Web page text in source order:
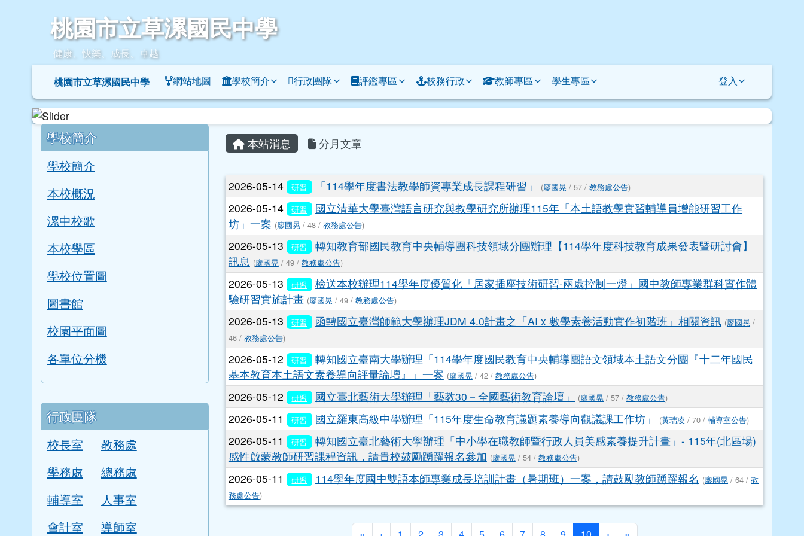
桃園市立草漯國民中學
桃園市立草漯國民中學
健康、快樂、成長、卓越
導覽列桃園市立草漯國民中學 網站地圖 學校簡介 行政團隊 評鑑專區 校務行政 教師專區 學生專區 登入
左邊區域內容
學校簡介
學校簡介
本校概況
漯中校歌
本校學區
學校位置圖
圖書館
校園平面圖
各單位分機
行政團隊
校長室
教務處
學務處
總務處
輔導室
人事室
會計室
導師室
主內容區域
本站消息 分月文章
文章列表
2026-05-14 研習 「114學年度書法教學師資專業成長課程研習」 (廖國晃 / 57 /教務處公告)
2026-05-14 研習
國立清華大學臺灣語言研究與教學研究所辦理115年「本土語教學實習輔導員增能研習工作
坊」一案 (廖國晃/ 48 / 教務處公告)
2026-05-13 研習
轉知教育部國民教育中央輔導團科技領域分團辦理【114學年度科技教育成果發表暨研討會】
訊息 (廖國晃/ 49 / 教務處公告)
2026-05-13 研習
檢送本校辦理114學年度優質化「居家插座技術研習-兩處控制一燈」國中教師專業群科實作體
驗研習實施計畫 (廖國晃/ 49 / 教務處公告)
2026-05-13 研習 函轉國立臺灣師範大學辦理JDM 4.0計畫之「AI x 數學素養活動實作初階班」相關資訊 (廖國晃 /
46 / 教務處公告)
2026-05-12 研習
轉知國立臺南大學辦理「114學年度國民教育中央輔導團語文領域本土語文分團『十二年國民
基本教育本土語文素養導向評量論壇』」一案 (廖國晃/ 42 / 教務處公告)
2026-05-12 研習 國立臺北藝術大學辦理「藝教30－全國藝術教育論壇」 (廖國晃 / 57 /教務處公告)
2026-05-11 研習 國立羅東高級中學辦理「115年度生命教育議題素養導向觀議課工作坊」 (黃瑞凌 / 70 /輔導室公告)
2026-05-11 研習
轉知國立臺北藝術大學辦理「中小學在職教師暨行政人員美感素養提升計畫」- 115年(北區場)
感性啟蒙教師研習課程資訊，請貴校鼓勵踴躍報名參加 (廖國晃/ 54 / 教務處公告)
2026-05-11 研習 114學年度國中雙語本師專業成長培訓計畫（暑期班）一案，請鼓勵教師踴躍報名 (廖國晃 / 64 /教
務處公告)
頁尾區域